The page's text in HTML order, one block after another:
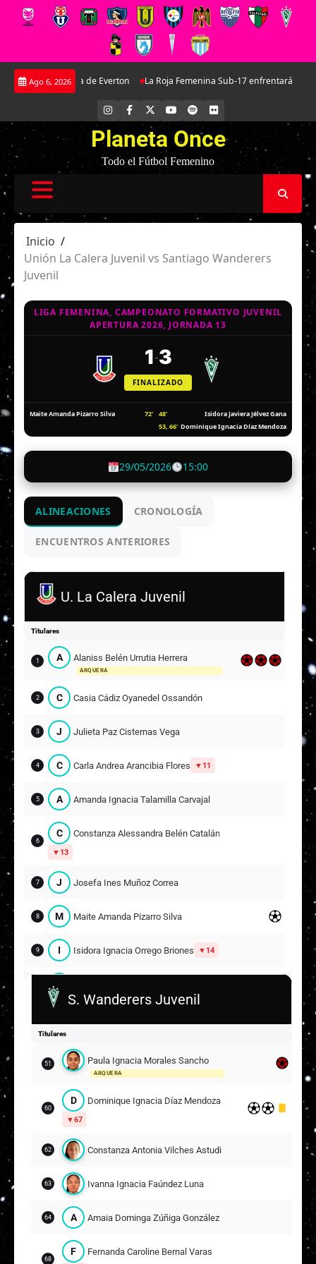
Saltar
Ago 6, 2026
La joya de Everton La Roja Femenina Sub-17 enfrentará a
INSTAGRAM
FACEBOOK YOUTUBE
SPOTIFYFLICKR
Planeta Once
Todo el Fútbol Femenino
Inicio
Unión La Calera Juvenil vs Santiago Wanderers
Juvenil
LIGA FEMENINA, CAMPEONATO FORMATIVO JUVENIL
APERTURA 2026, JORNADA 13
1-3
FINALIZADO
Maite Amanda Pizarro Silva 72' 48'
Isidora Javiera Jélvez Gana
53, 66' Dominique Ignacia Díaz Mendoza
29/05/2026 15:00
ALINEACIONES CRONOLOGÍA
ENCUENTROS ANTERIORES
U. La Calera Juvenil
Titulares
1 A Alaniss Belén Urrutia Herrera
ARQUERA
2 C Casia Cádiz Oyanedel Ossandón
3 J Julieta Paz Cisternas Vega
4 C Carla Andrea Arancibia Flores 11
5 A Amanda Ignacia Talamilla Carvajal
6
C Constanza Alessandra Belén Catalán Caneo
13
7 J Josefa Ines Muñoz Correa
8 M Maite Amanda Pizarro Silva
9 I Isidora Ignacia Orrego Briones 14
Antonella Ignacia Rojas González
M Mya Ignacia Arancibia Cabrera
A Antonia Isidora Vergara Aranda
Esperanza Trinidad Gutiérrez Romero
S. Wanderers Juvenil
Titulares
51 Paula Ignacia Morales Sancho
ARQUERA
60
D Dominique Ignacia Díaz Mendoza
67
62 Constanza Antonia Vilches Astudillo
63 Ivanna Ignacia Faúndez Luna
64 A Amaia Dominga Zúñiga González
68
F Fernanda Caroline Bernal Varas